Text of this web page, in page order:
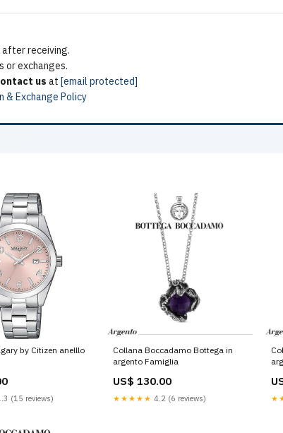
receiving.
or exchanges.
us at [email protected]
& Exchange Policy
by Citizen anelllo
(15 reviews)
Collana Boccadamo Bottega in
argento Famiglia
US$ 130.00
★★★★★ 4.2 (6 reviews)